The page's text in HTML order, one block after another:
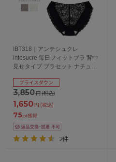
IBT318｜アンテシュクレ
intesucre 毎日フィットブラ 背中
見せタイプ ブラセット ナチュラ
3,850円(税込)
プライスダウン
1,650円 (税込)
75pt獲得
2件